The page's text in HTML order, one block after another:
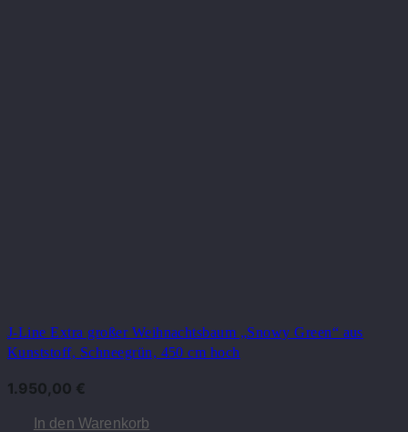
J-Line Extra großer Weihnachtsbaum „Snowy Green“ aus
Kunststoff, Schneegrün, 450 cm hoch
1.950,00 €
In den Warenkorb